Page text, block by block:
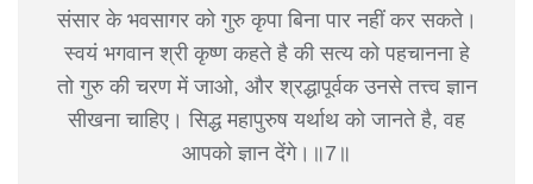
संसार के भवसागर को गुरु कृपा बिना पार नहीं कर सकते।
स्वयं भगवान श्री कृष्ण कहते है की सत्य को पहचानना हे
तो गुरु की चरण में जाओ, और श्रद्धापूर्वक उनसे तत्त्व ज्ञान
सीखना चाहिए। सिद्ध महापुरुष यर्थाथ को जानते है, वह
आपको ज्ञान देंगे।॥7॥